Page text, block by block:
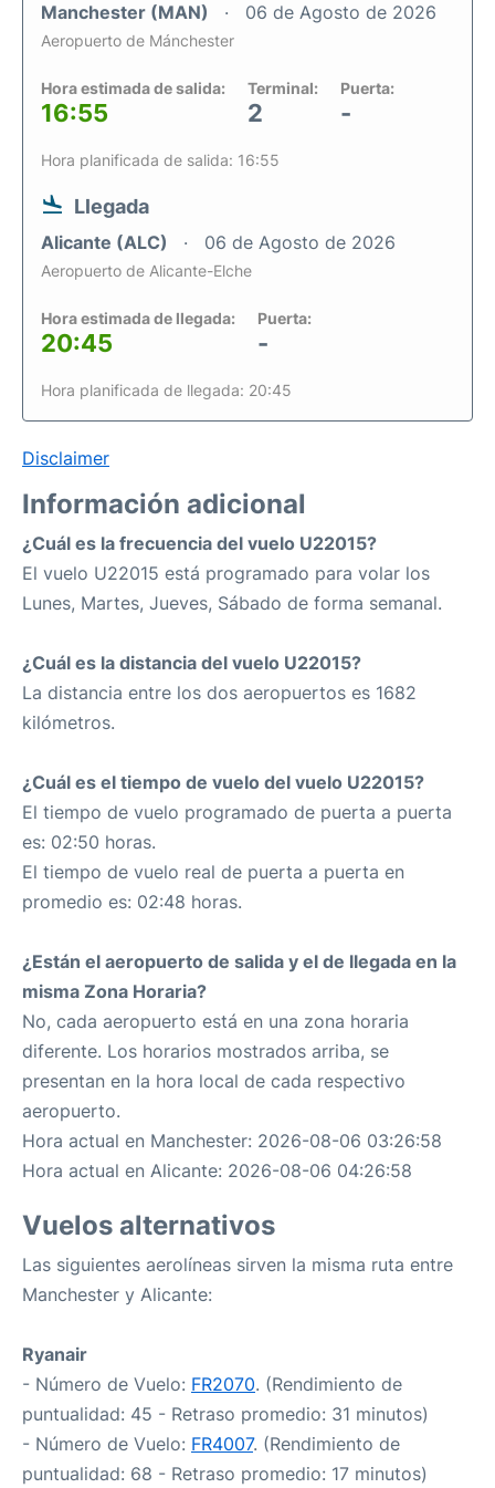
Manchester (MAN) 06 de Agosto de 2026
Aeropuerto de Mánchester
Hora estimada de salida:
16:55
Terminal:
2
Puerta:
-
Hora planificada de salida: 16:55
Llegada
Alicante (ALC) 06 de Agosto de 2026
Aeropuerto de Alicante-Elche
Hora estimada de llegada:
20:45
Puerta:
-
Hora planificada de llegada: 20:45
Disclaimer
Información adicional
¿Cuál es la frecuencia del vuelo U22015?
El vuelo U22015 está programado para volar los
Lunes, Martes, Jueves, Sábado de forma semanal.
¿Cuál es la distancia del vuelo U22015?
La distancia entre los dos aeropuertos es 1682
kilómetros.
¿Cuál es el tiempo de vuelo del vuelo U22015?
El tiempo de vuelo programado de puerta a puerta
es: 02:50 horas.
El tiempo de vuelo real de puerta a puerta en
promedio es: 02:48 horas.
¿Están el aeropuerto de salida y el de llegada en la
misma Zona Horaria?
No, cada aeropuerto está en una zona horaria
diferente. Los horarios mostrados arriba, se
presentan en la hora local de cada respectivo
aeropuerto.
Hora actual en Manchester: 2026-08-06 03:26:58
Hora actual en Alicante: 2026-08-06 04:26:58
Vuelos alternativos
Las siguientes aerolíneas sirven la misma ruta entre
Manchester y Alicante:
Ryanair
- Número de Vuelo: FR2070. (Rendimiento de
puntualidad: 45 - Retraso promedio: 31 minutos)
- Número de Vuelo: FR4007. (Rendimiento de
puntualidad: 68 - Retraso promedio: 17 minutos)